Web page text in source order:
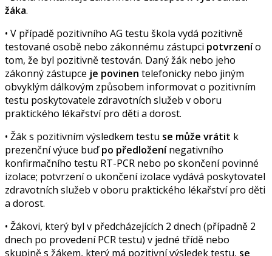
žáka.
• V případě pozitivního AG testu škola vydá pozitivně
testované osobě nebo zákonnému zástupci potvrzenío
tom, že byl pozitivně testován. Daný žák nebo jeho
zákonný zástupce je povinen telefonicky nebo jiným
obvyklým dálkovým způsobem informovat o pozitivním
testu poskytovatele zdravotních služeb v oboru
praktického lékařství pro děti a dorost.
• Žák s pozitivním výsledkem testu se může vrátit k
prezenční výuce buďpo předloženínegativního
konfirmačního testu RT-PCR nebo po skončení povinné
izolace; potvrzení o ukončení izolace vydává poskytovatel
zdravotních služeb v oboru praktického lékařství pro děti
a dorost.
• Žákovi, který byl v předcházejících 2 dnech (případně 2
dnech po provedení PCR testu) v jedné třídě nebo
skupině s žákem, který má pozitivní výsledek testu, se